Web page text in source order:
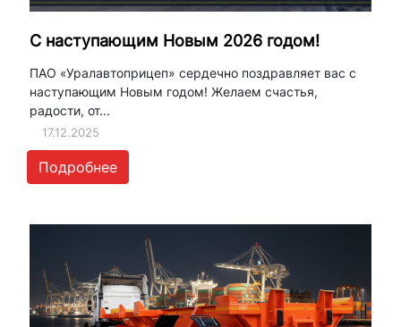
С наступающим Новым 2026 годом!
ПАО «Уралавтоприцеп» сердечно поздравляет вас с
наступающим Новым годом! Желаем счастья,
радости, от...
17.12.2025
Подробнее